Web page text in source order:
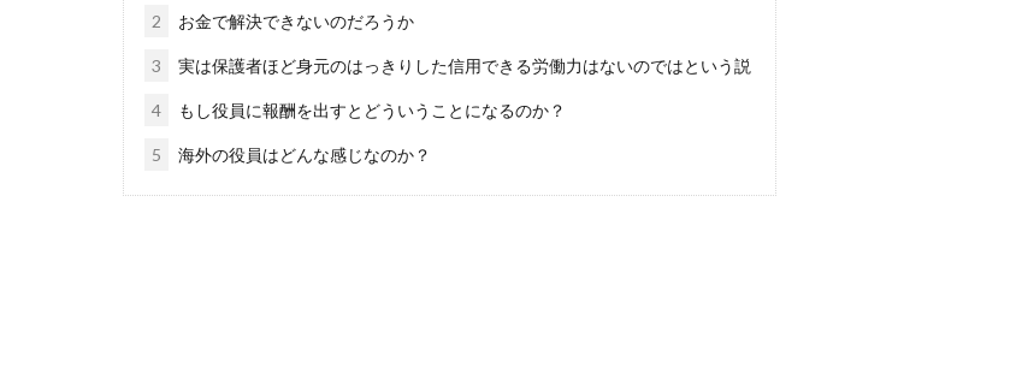
2 お金で解決できないのだろうか
3 実は保護者ほど身元のはっきりした信用できる労働力はないのではという説
4 もし役員に報酬を出すとどういうことになるのか？
5 海外の役員はどんな感じなのか？